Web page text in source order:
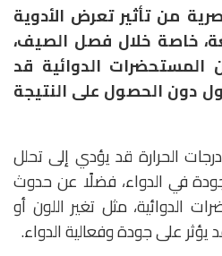
من تأثير تعرض الأدوية
خاصة خلال فصل الصيف،
الدوائية قد
دون الحصول على النتيجة
الحرارة قد يؤدي إلى تحلل
في الدواء، فضلًا عن حدوث
الدوائية، مثل تغير اللون أو
يؤثر على جودة وفعالية الدواء.